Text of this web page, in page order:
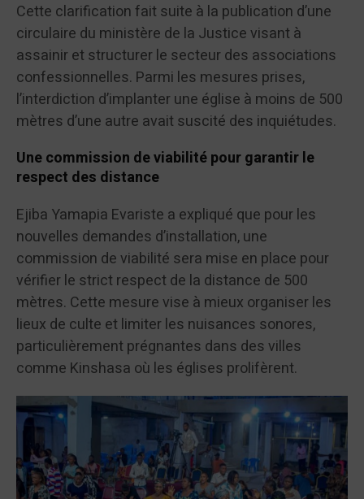
Cette clarification fait suite à la publication d’une
circulaire du ministère de la Justice visant à
assainir et structurer le secteur des associations
confessionnelles. Parmi les mesures prises,
l’interdiction d’implanter une église à moins de 500
mètres d’une autre avait suscité des inquiétudes.
Une commission de viabilité pour garantir le
respect des distance
Ejiba Yamapia Evariste a expliqué que pour les
nouvelles demandes d’installation, une
commission de viabilité sera mise en place pour
vérifier le strict respect de la distance de 500
mètres. Cette mesure vise à mieux organiser les
lieux de culte et limiter les nuisances sonores,
particulièrement prégnantes dans des villes
comme Kinshasa où les églises prolifèrent.